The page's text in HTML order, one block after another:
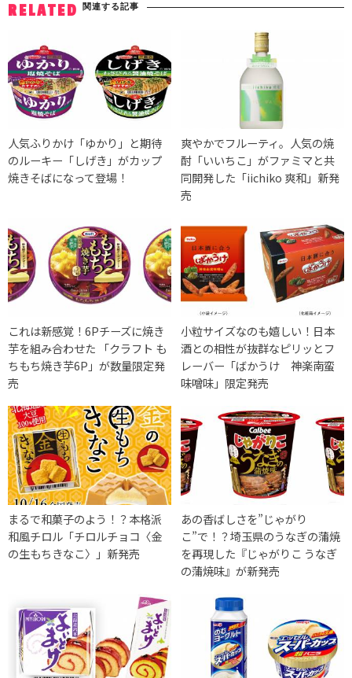
RELATED 関連する記事
人気ふりかけ「ゆかり」と期待
のルーキー「しげき」がカップ
焼きそばになって登場！
爽やかでフルーティ。人気の焼
酎「いいちこ」がファミマと共
同開発した「iichiko 爽和」新発
売
これは新感覚！6Pチーズに焼き
芋を組み合わせた 「クラフト も
ちもち焼き芋6P」が数量限定発
売
小粒サイズなのも嬉しい！日本
酒との相性が抜群なピリッとフ
レーバー「ばかうけ 神楽南蛮
味噌味」限定発売
まるで和菓子のよう！？本格派
和風チロル「チロルチョコ〈金
の生もちきなこ〉」新発売
あの香ばしさを”じゃがり
こ”で！？埼玉県のうなぎの蒲焼
を再現した『じゃがりこ うなぎ
の蒲焼味』が新発売